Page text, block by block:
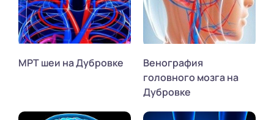
МРТ шеи на Дубровке
Венография
головного мозга на
Дубровке